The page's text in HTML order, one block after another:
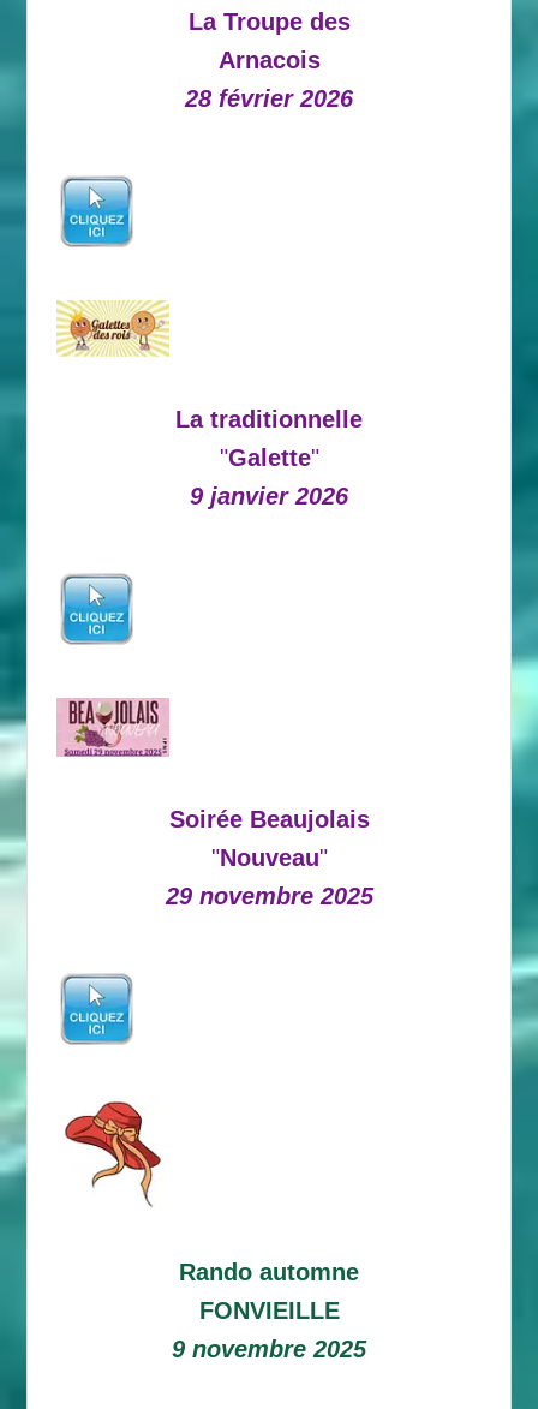
La Troupe des
Arnacois
28 février 2026
La traditionnelle
"Galette"
9 janvier 2026
Soirée Beaujolais
"Nouveau"
29 novembre 2025
Rando automne
FONVIEILLE
9 novembre 2025